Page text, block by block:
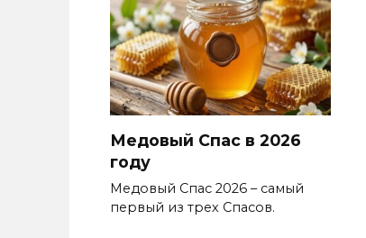
Медовый Спас в 2026
году
Медовый Спас 2026 – самый
первый из трех Спасов.